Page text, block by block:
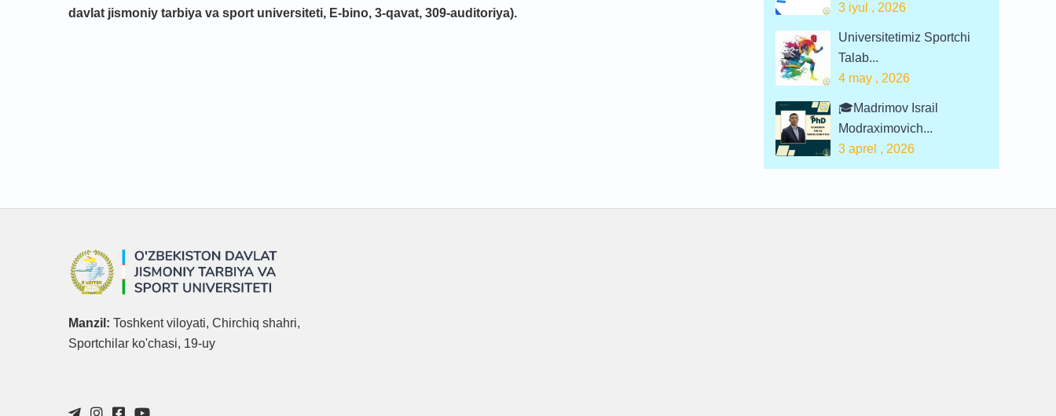
davlat jismoniy tarbiya va sport universiteti, E-bino, 3-qavat, 309-auditoriya).
3 iyul , 2026
Universitetimiz Sportchi
Talab...
4 may , 2026
🎓Madrimov Israil
Modraximovich...
3 aprel , 2026
Manzil: Toshkent viloyati, Chirchiq shahri,
Sportchilar ko'chasi, 19-uy